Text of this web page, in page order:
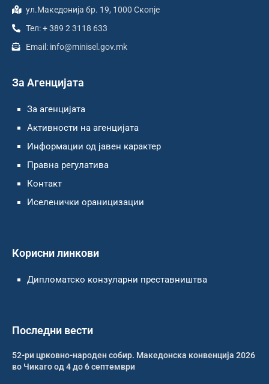
ул.Македонија бр. 19, 1000 Скопје
Тел: + 389 2 3118 633
Email: info@minisel.gov.mk
За Агенцијата
За агенцијата
Активности на агенцијата
Информации од јавен карактер
Правна регулатива
Контакт
Иселенички ораницизации
Корисни линкови
Дипломатско конзуларни преставништва
Последни вести
52-ри црковно-народен собир. Македонска конвенција 2026
во Чикаго од 4 до 6 септември